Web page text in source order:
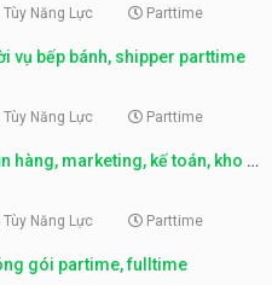
Tùy Năng Lực Parttime
vụ bếp bánh, shipper parttime
Tùy Năng Lực Parttime
hàng, marketing, kế toán, kho –
Tùy Năng Lực Parttime
gói partime, fulltime